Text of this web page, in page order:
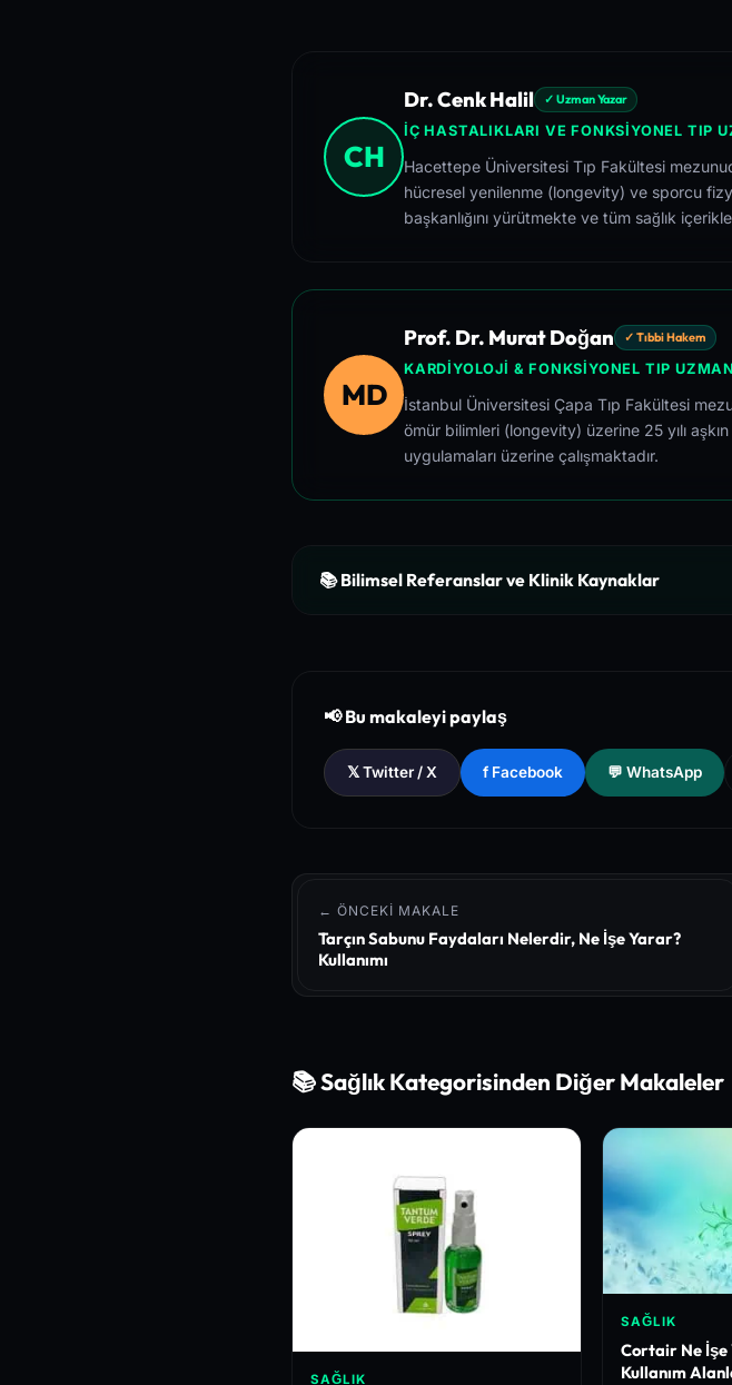
CH
Dr. Cenk Halil ✓ Uzman Yazar
İÇ HASTALIKLARI VE FONKSIYONEL TIP
Hacettepe Üniversitesi Tıp Fakültesi
hücresel yenilenme (longevity) ve sporcu
başkanlığını yürütmekte ve tüm sağlık
MD
Prof. Dr. Murat Doğan ✓ Tıbbi Hakem
KARDIYOLOJI & FONKSIYONEL TIP
İstanbul Üniversitesi Çapa Tıp Fakültesi
ömür bilimleri (longevity) üzerine 25 yılı
uygulamaları üzerine çalışmaktadır.
📚 Bilimsel Referanslar ve Klinik Kaynaklar
[3] The Lancet - Global Health and Preventive Medicine
📢 Bu makaleyi paylaş
𝕏 Twitter / X f Facebook 💬 WhatsApp
← ÖNCEKI MAKALE
Tarçın Sabunu Faydaları Nelerdir, Ne İşe Yarar?
Kullanımı
📚 Sağlık Kategorisinden Diğer Makaleler
SAĞLIK
SAĞLIK
Cortair Ne
Kullanım